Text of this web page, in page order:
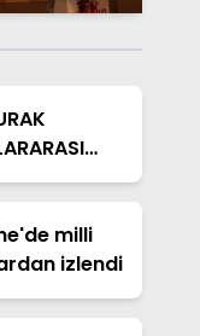
milli
izlendi